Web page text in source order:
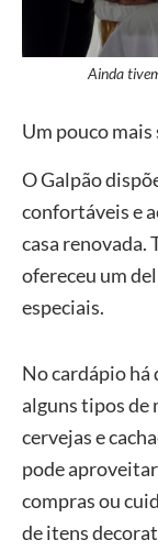
Ainda
Um pouco
O Galpão
confortáveis e
casa renovada.
ofereceu um
especiais.
No cardápio há
alguns tipos de
cervejas e
pode
compras ou
de itens